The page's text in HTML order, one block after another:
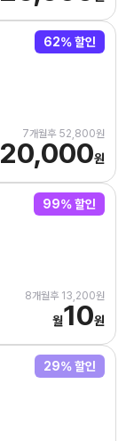
62% 할인
7개월후 52,800원
20,000원
99% 할인
8개월후 13,200원
월10원
29% 할인